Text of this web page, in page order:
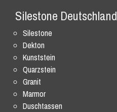
Silestone Deutschland
Silestone
Dekton
Kunststein
Quarzstein
Granit
Marmor
Duschtassen